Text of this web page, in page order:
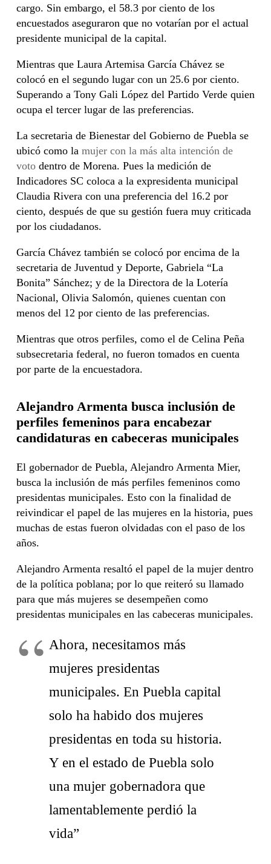
cargo. Sin embargo, el 58.3 por ciento de los
encuestados aseguraron que no votarían por el actual
presidente municipal de la capital.
Mientras que Laura Artemisa García Chávez se
colocó en el segundo lugar con un 25.6 por ciento.
Superando a Tony Gali López del Partido Verde quien
ocupa el tercer lugar de las preferencias.
La secretaria de Bienestar del Gobierno de Puebla se
ubicó como la mujer con la más alta intención de
voto dentro de Morena. Pues la medición de
Indicadores SC coloca a la expresidenta municipal
Claudia Rivera con una preferencia del 16.2 por
ciento, después de que su gestión fuera muy criticada
por los ciudadanos.
García Chávez también se colocó por encima de la
secretaria de Juventud y Deporte, Gabriela “La
Bonita” Sánchez; y de la Directora de la Lotería
Nacional, Olivia Salomón, quienes cuentan con
menos del 12 por ciento de las preferencias.
Mientras que otros perfiles, como el de Celina Peña
subsecretaria federal, no fueron tomados en cuenta
por parte de la encuestadora.
Alejandro Armenta busca inclusión de
perfiles femeninos para encabezar
candidaturas en cabeceras municipales
El gobernador de Puebla, Alejandro Armenta Mier,
busca la inclusión de más perfiles femeninos como
presidentas municipales. Esto con la finalidad de
reivindicar el papel de las mujeres en la historia, pues
muchas de estas fueron olvidadas con el paso de los
años.
Alejandro Armenta resaltó el papel de la mujer dentro
de la política poblana; por lo que reiteró su llamado
para que más mujeres se desempeñen como
presidentas municipales en las cabeceras municipales.
Ahora, necesitamos más
mujeres presidentas
municipales. En Puebla capital
solo ha habido dos mujeres
presidentas en toda su historia.
Y en el estado de Puebla solo
una mujer gobernadora que
lamentablemente perdió la
vida”